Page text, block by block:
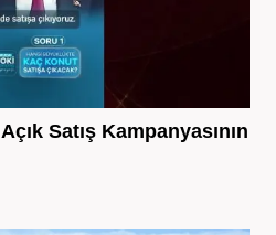
Satış Kampanyasının